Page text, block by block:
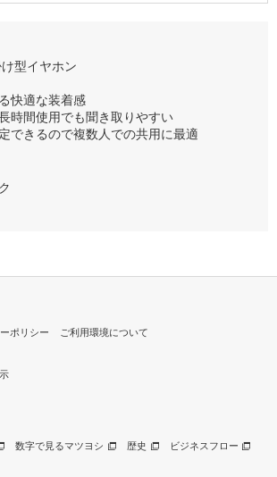
型イヤホン
快適な装着感
時間使用でも聞き取りやすい
できるので複数人での共用に最適
ポリシー ご利用環境について
数字で見るマツヨシ 歴史 ビジネスフロー